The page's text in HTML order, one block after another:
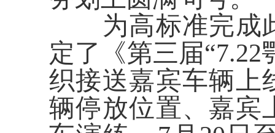
为高标准完成
定了《第三届
织接送嘉宾车辆上
辆停放位置、嘉宾